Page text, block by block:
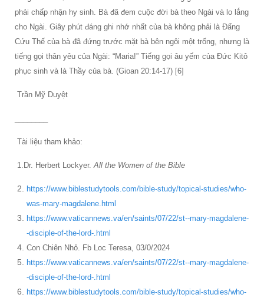
phải chấp nhận hy sinh. Bà đã đem cuộc đời bà theo Ngài và lo lắng
cho Ngài. Giây phút đáng ghi nhớ nhất của bà không phải là Đấng
Cứu Thế của bà đã đứng trước mặt bà bên ngôi một trống, nhưng là
tiếng gọi thân yêu của Ngài: “Maria!” Tiếng gọi âu yếm của Đức Kitô
phục sinh và là Thầy của bà. (Gioan 20:14-17) [6]
Trần Mỹ Duyệt
Tài liệu tham khảo:
1.Dr. Herbert Lockyer. All the Women of the Bible
https://www.biblestudytools.com/bible-study/topical-studies/who-
was-mary-magdalene.html
https://www.vaticannews.va/en/saints/07/22/st--mary-magdalene-
-disciple-of-the-lord-.html
Con Chiên Nhỏ. Fb Loc Teresa, 03/0/2024
https://www.vaticannews.va/en/saints/07/22/st--mary-magdalene-
-disciple-of-the-lord-.html
https://www.biblestudytools.com/bible-study/topical-studies/who-